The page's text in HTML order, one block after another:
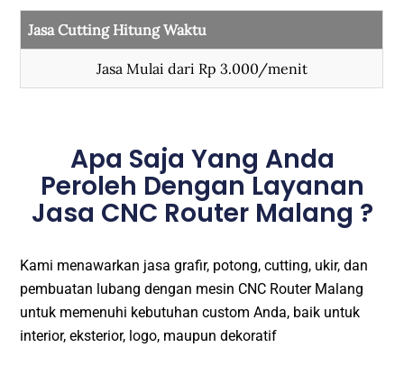
Jasa Cutting Hitung Waktu
Jasa Mulai dari Rp 3.000/menit
Apa Saja Yang Anda
Peroleh Dengan Layanan
Jasa CNC Router Malang ?
Kami menawarkan jasa grafir, potong, cutting, ukir, dan
pembuatan lubang dengan mesin CNC Router Malang
untuk memenuhi kebutuhan custom Anda, baik untuk
interior, eksterior, logo, maupun dekoratif